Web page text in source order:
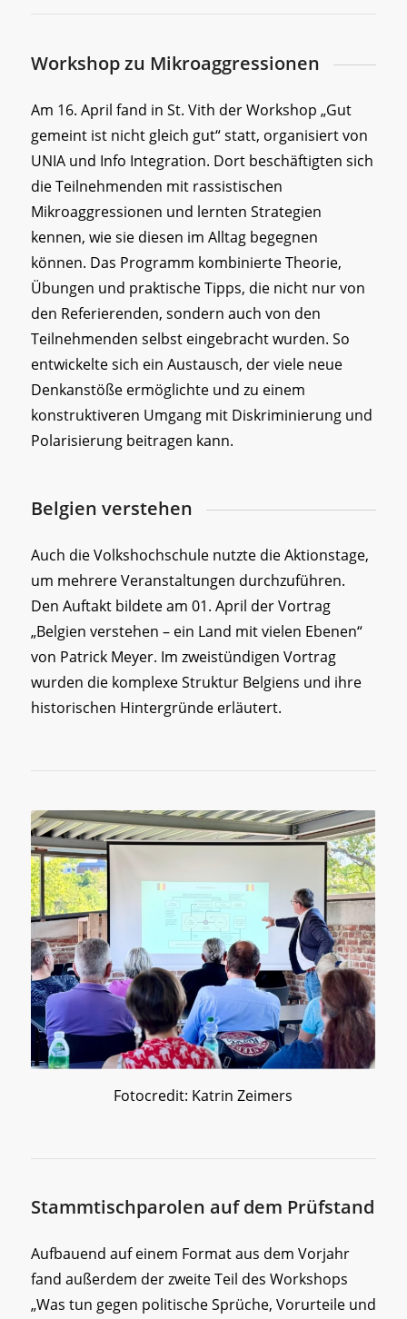
Workshop zu Mikroaggressionen
Am 16. April fand in St. Vith der Workshop „Gut
gemeint ist nicht gleich gut“ statt, organisiert von
UNIA und Info Integration. Dort beschäftigten sich
die Teilnehmenden mit rassistischen
Mikroaggressionen und lernten Strategien
kennen, wie sie diesen im Alltag begegnen
können. Das Programm kombinierte Theorie,
Übungen und praktische Tipps, die nicht nur von
den Referierenden, sondern auch von den
Teilnehmenden selbst eingebracht wurden. So
entwickelte sich ein Austausch, der viele neue
Denkanstöße ermöglichte und zu einem
konstruktiveren Umgang mit Diskriminierung und
Polarisierung beitragen kann.
Belgien verstehen
Auch die Volkshochschule nutzte die Aktionstage,
um mehrere Veranstaltungen durchzuführen.
Den Auftakt bildete am 01. April der Vortrag
„Belgien verstehen – ein Land mit vielen Ebenen“
von Patrick Meyer. Im zweistündigen Vortrag
wurden die komplexe Struktur Belgiens und ihre
historischen Hintergründe erläutert.
Fotocredit: Katrin Zeimers
Stammtischparolen auf dem Prüfstand
Aufbauend auf einem Format aus dem Vorjahr
fand außerdem der zweite Teil des Workshops
„Was tun gegen politische Sprüche, Vorurteile und